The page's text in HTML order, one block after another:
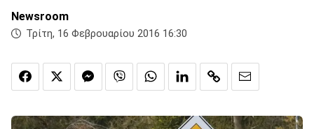
Newsroom
Τρίτη, 16 Φεβρουαρίου 2016 16:30